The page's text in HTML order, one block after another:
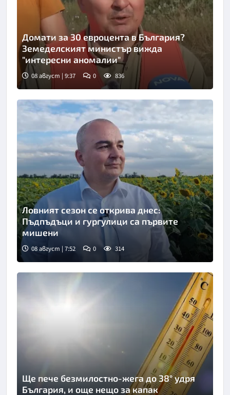
Снимка: Нова телевизия
Домати за 30 евроцента в България?
Земеделският министър вижда
"интересни аномалии"
08 август | 9:37 0 836
Снимка: БТА
Ловният сезон се открива днес:
Пъдпъдъци и гургулици са първите
мишени
08 август | 7:52 0 314
Ще пече безмилостно-жега до 38° удря
България, и още нещо за капак